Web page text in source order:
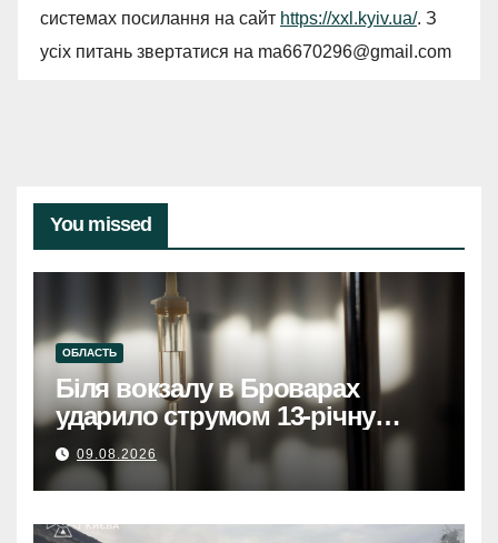
системах посилання на сайт https://xxl.kyiv.ua/. З
усіх питань звертатися на ma6670296@gmail.com
You missed
ОБЛАСТЬ
Біля вокзалу в Броварах
ударило струмом 13-річну
дівчинку, вона у тяжкому
станіБіля вокзалу в Броварах
струмом вдарило 13-річну
дівчинку, стан важкий
09.08.2026